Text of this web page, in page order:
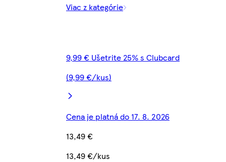
Viac z kategórie
9,99 € Ušetrite 25% s Clubcard
(9,99 €/kus)
Cena je platná do 17. 8. 2026
13,49 €
13,49 €/kus